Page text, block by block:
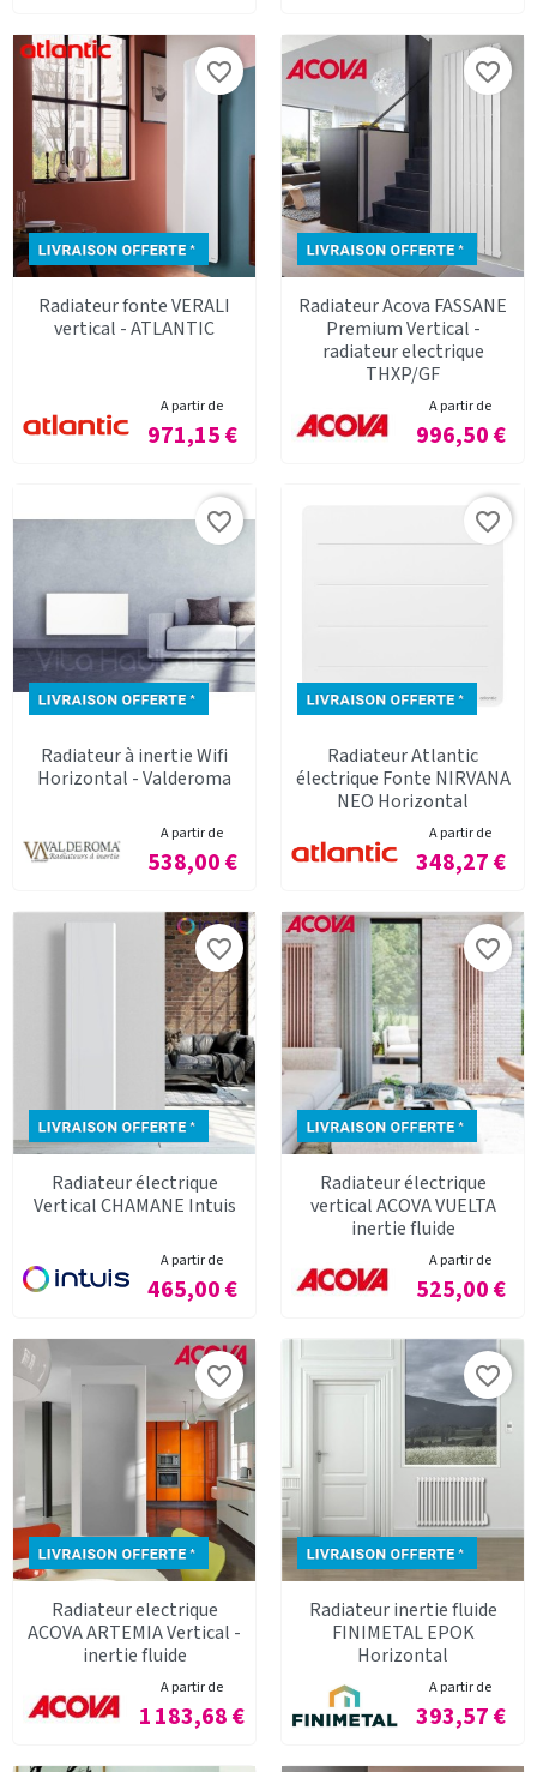
Radiateur fonte VERALI
vertical - ATLANTIC
A partir de
Prix
971,15 €
favorite_border
Radiateur Acova FASSANE
Premium Vertical -
radiateur electrique
THXP/GF
A partir de
Prix
996,50 €
favorite_border
Radiateur à inertie Wifi
Horizontal - Valderoma
A partir de
Prix
538,00 €
favorite_border
Radiateur Atlantic
électrique Fonte NIRVANA
NEO Horizontal
A partir de
Prix
348,27 €
favorite_border
Radiateur électrique
Vertical CHAMANE Intuis
A partir de
Prix
465,00 €
favorite_border
Radiateur électrique
vertical ACOVA VUELTA
inertie fluide
A partir de
Prix
525,00 €
favorite_border
Radiateur electrique
ACOVA ARTEMIA Vertical -
inertie fluide
A partir de
Prix
1 183,68 €
favorite_border
Radiateur inertie fluide
FINIMETAL EPOK
Horizontal
A partir de
Prix
393,57 €
favorite_border